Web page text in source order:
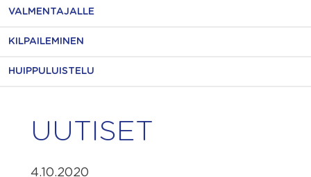
VALMENTAJALLE
KILPAILEMINEN
HUIPPULUISTELU
UUTISET
4.10.2020